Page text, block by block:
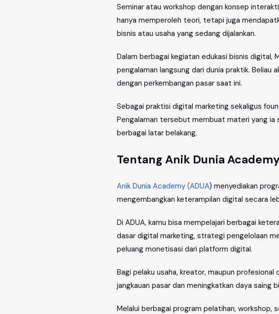
Seminar atau workshop dengan konsep
hanya memperoleh teori, tetapi juga
bisnis atau usaha yang sedang dijalankan.
Dalam berbagai kegiatan edukasi bisnis digital,
pengalaman langsung dari dunia praktik.
dengan perkembangan pasar saat ini.
Sebagai praktisi digital marketing sekaligus
Pengalaman tersebut membuat materi yang ia
berbagai latar belakang.
Tentang Anik Dunia
Anik Dunia Academy (ADUA) menyediakan
mengembangkan keterampilan digital secara
Di ADUA, kamu bisa mempelajari berbagai
dasar digital marketing, strategi pengelolaan
peluang monetisasi dari platform digital.
Bagi pelaku usaha, kreator, maupun
jangkauan pasar dan meningkatkan daya saing
Melalui berbagai program pelatihan,